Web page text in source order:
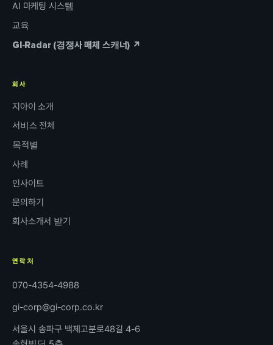
AI 마케팅 시스템
교육
GI-Radar (경쟁사 매체 스캐너) ↗
회사
지아이 소개
서비스 전체
목적별
사례
인사이트
문의하기
회사소개서 받기
연락처
070-4354-4988
gi-corp@gi-corp.co.kr
서울시 송파구 백제고분로48길 4-6